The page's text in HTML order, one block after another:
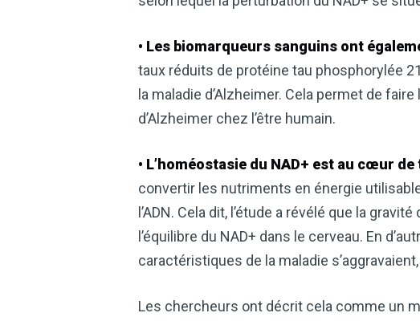
• Les biomarqueurs sanguins ont
taux réduits de protéine tau phosphorylée
la maladie d’Alzheimer. Cela permet de
d’Alzheimer chez l’être humain.
• L’homéostasie du NAD+ est au cœur
convertir les nutriments en énergie
l’ADN. Cela dit, l’étude a révélé que la
l’équilibre du NAD+ dans le cerveau. En
caractéristiques de la maladie
Les chercheurs ont décrit cela comme un